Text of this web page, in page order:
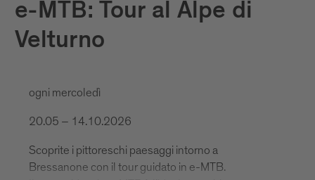
e-MTB: Tour al Alpe di
Velturno
ogni mercoledì
20.05 – 14.10.2026
Scoprite i pittoreschi paesaggi intorno a
Bressanone con il tour guidato in e-MTB.